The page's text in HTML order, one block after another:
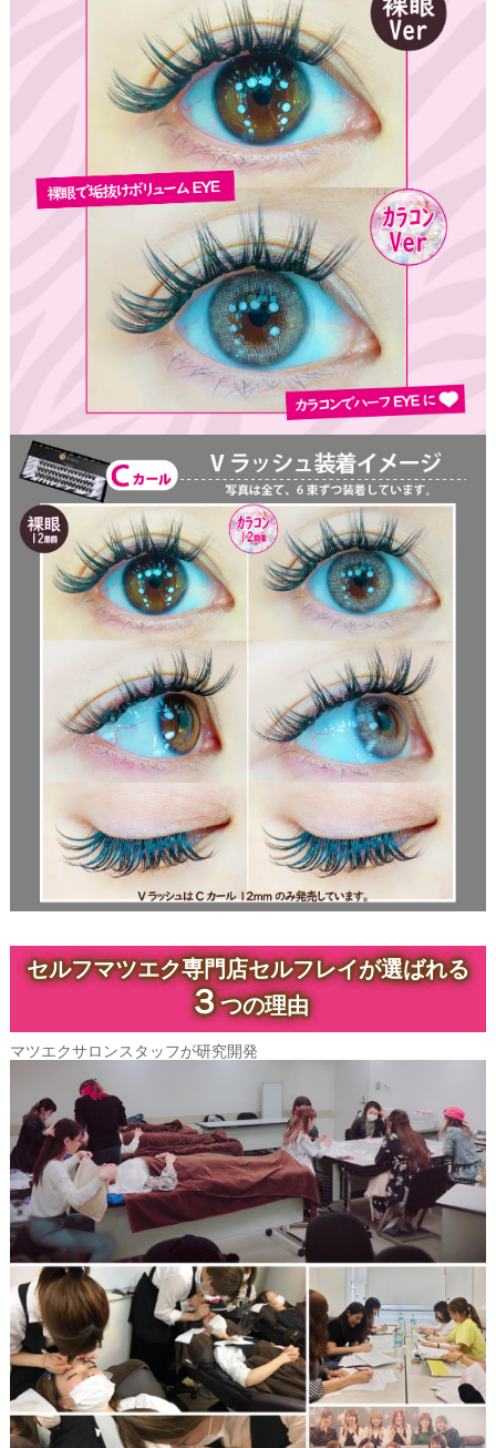
セルフマツエク専門店セルフレイが選ばれる
３つの理由
マツエクサロンスタッフが研究開発